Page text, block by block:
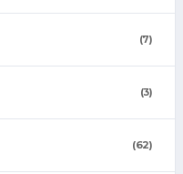
(7)
(3)
(62)